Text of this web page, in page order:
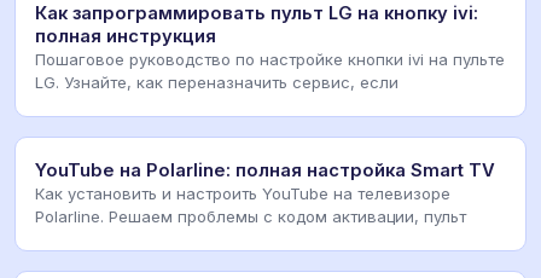
Как запрограммировать пульт LG на кнопку ivi:
полная инструкция
Пошаговое руководство по настройке кнопки ivi на пульте
LG. Узнайте, как переназначить сервис, если
YouTube на Polarline: полная настройка Smart TV
Как установить и настроить YouTube на телевизоре
Polarline. Решаем проблемы с кодом активации, пульт